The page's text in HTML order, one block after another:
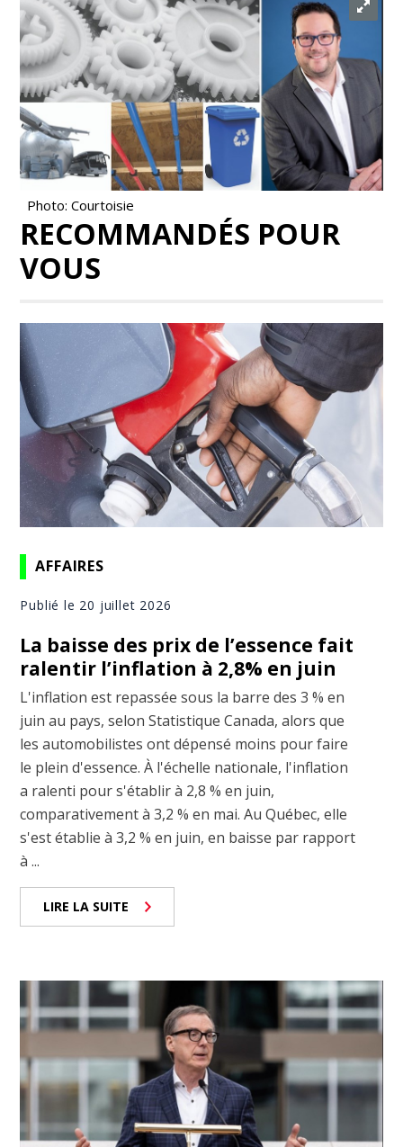
Photo: Courtoisie
RECOMMANDÉS POUR
VOUS
AFFAIRES
Publié le 20 juillet 2026
La baisse des prix de l’essence fait
ralentir l’inflation à 2,8% en juin
L'inflation est repassée sous la barre des 3 % en
juin au pays, selon Statistique Canada, alors que
les automobilistes ont dépensé moins pour faire
le plein d'essence. À l'échelle nationale, l'inflation
a ralenti pour s'établir à 2,8 % en juin,
comparativement à 3,2 % en mai. Au Québec, elle
s'est établie à 3,2 % en juin, en baisse par rapport
à ...
LIRE LA SUITE